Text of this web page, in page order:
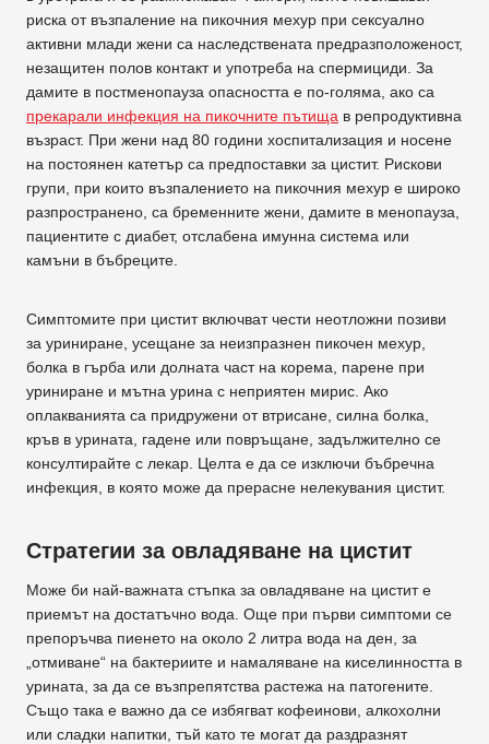
риска от възпаление на пикочния мехур при сексуално
активни млади жени са наследствената предразположеност,
незащитен полов контакт и употреба на спермициди. За
дамите в постменопауза опасността е по-голяма, ако са
прекарали инфекция на пикочните пътища в репродуктивна
възраст. При жени над 80 години хоспитализация и носене
на постоянен катетър са предпоставки за цистит. Рискови
групи, при които възпалението на пикочния мехур е широко
разпространено, са бременните жени, дамите в менопауза,
пациентите с диабет, отслабена имунна система или
камъни в бъбреците.
Симптомите при цистит включват чести неотложни позиви
за уриниране, усещане за неизпразнен пикочен мехур,
болка в гърба или долната част на корема, парене при
уриниране и мътна урина с неприятен мирис. Ако
оплакванията са придружени от втрисане, силна болка,
кръв в урината, гадене или повръщане, задължително се
консултирайте с лекар. Целта е да се изключи бъбречна
инфекция, в която може да прерасне нелекувания цистит.
Стратегии за овладяване на цистит
Може би най-важната стъпка за овладяване на цистит е
приемът на достатъчно вода. Още при първи симптоми се
препоръчва пиенето на около 2 литра вода на ден, за
„отмиване“ на бактериите и намаляване на киселинността в
урината, за да се възпрепятства растежа на патогените.
Също така е важно да се избягват кофеинови, алкохолни
или сладки напитки, тъй като те могат да раздразнят